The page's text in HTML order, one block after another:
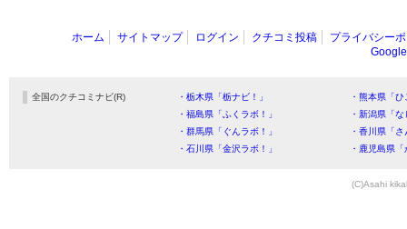
ホーム サイトマップ ログイン クチコミ投稿
プライバシー
全国のクチコミナビ(R) ・栃木県「栃ナビ！」
・熊本県「
・福島県「ふくラボ！」
・新潟県「
・群馬県「ぐんラボ！」
・香川県「
・石川県「金沢ラボ！」
・鹿児島県
(C)Asahi